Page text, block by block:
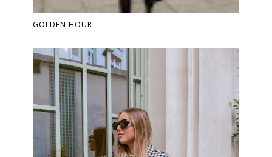
GOLDEN HOUR